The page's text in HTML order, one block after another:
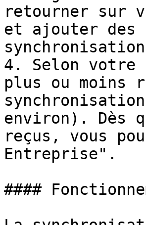
retourner sur
et ajouter des
4. Selon votre
plus ou moins
environ). Dès
reçus, vous
Entreprise".
####